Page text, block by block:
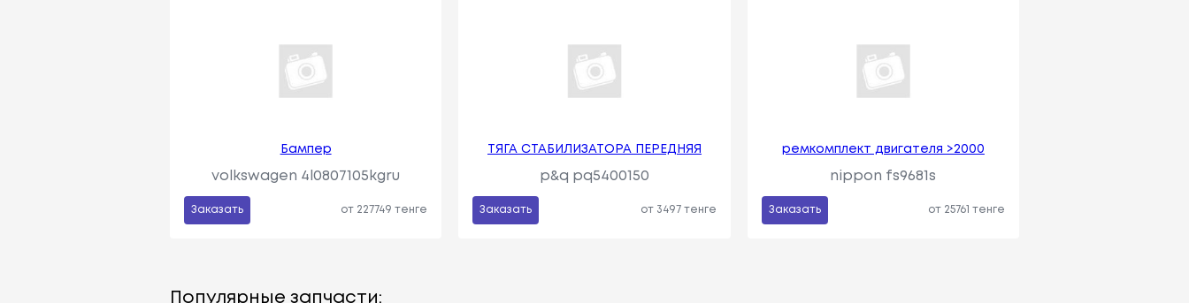
Бампер
volkswagen 4l0807105kgru
Заказать от 227749 тенге
ТЯГА СТАБИЛИЗАТОРА ПЕРЕДНЯЯ
p&q pq5400150
Заказать от 3497 тенге
ремкомплект двигателя >2000
nippon fs9681s
Заказать от 25761 тенге
Популярные запчасти: